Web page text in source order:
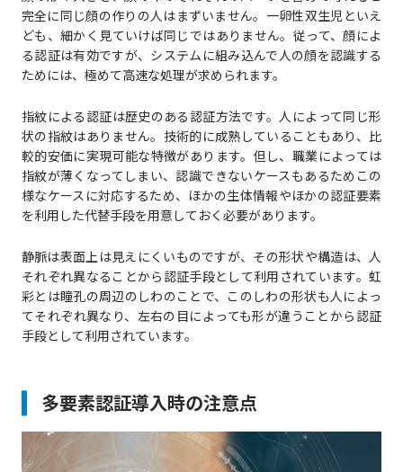
完全に同じ顔の作りの人はまずいません。一卵性双生児といえ
ども、細かく見ていけば同じではありません。従って、顔によ
る認証は有効ですが、システムに組み込んで人の顔を認識する
ためには、極めて高速な処理が求められます。
指紋による認証は歴史のある認証方法です。人によって同じ形
状の指紋はありません。技術的に成熟していることもあり、比
較的安価に実現可能な特徴があります。但し、職業によっては
指紋が薄くなってしまい、認識できないケースもあるためこの
様なケースに対応するため、ほかの生体情報やほかの認証要素
を利用した代替手段を用意しておく必要があります。
静脈は表面上は見えにくいものですが、その形状や構造は、人
それぞれ異なることから認証手段として利用されています。虹
彩とは瞳孔の周辺のしわのことで、このしわの形状も人によっ
てそれぞれ異なり、左右の目によっても形が違うことから認証
手段として利用されています。
多要素認証導入時の注意点